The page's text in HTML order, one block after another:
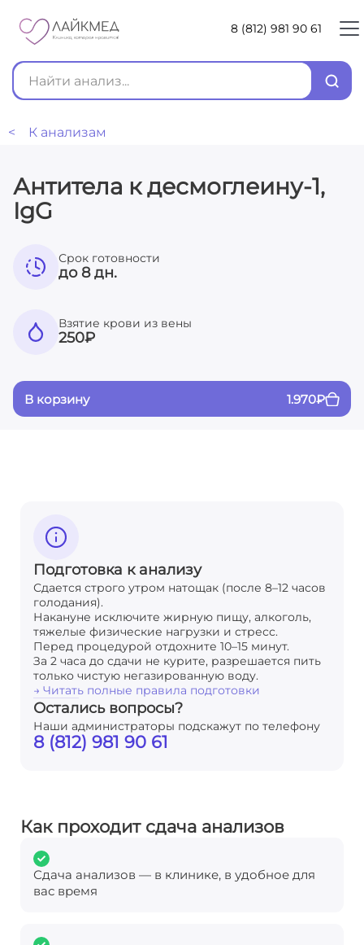
8 (812) 981 90 61
< К анализам
Антитела к десмоглеину-1,
IgG
Срок готовности
до 8 дн.
Взятие крови из вены
250₽
В корзину 1.970₽
Подготовка к анализу
Сдается строго утром натощак (после 8–12 часов
голодания).
Накануне исключите жирную пищу, алкоголь,
тяжелые физические нагрузки и стресс.
Перед процедурой отдохните 10–15 минут.
За 2 часа до сдачи не курите, разрешается пить
только чистую негазированную воду.
→ Читать полные правила подготовки
Остались вопросы?
Наши администраторы подскажут по телефону
8 (812) 981 90 61
Как проходит сдача анализов
Сдача анализов — в клинике, в удобное для
вас время